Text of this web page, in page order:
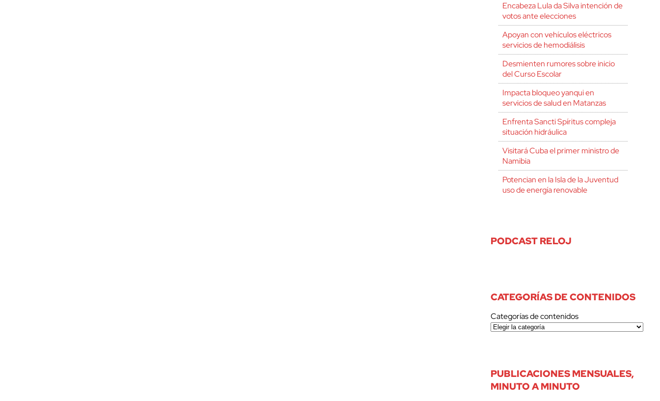
Encabeza Lula da Silva intención de
votos ante elecciones
Apoyan con vehículos eléctricos
servicios de hemodiálisis
Desmienten rumores sobre inicio
del Curso Escolar
Impacta bloqueo yanqui en
servicios de salud en Matanzas
Enfrenta Sancti Spíritus compleja
situación hidráulica
Visitará Cuba el primer ministro de
Namibia
Potencian en la Isla de la Juventud
uso de energía renovable
PODCAST RELOJ
CATEGORÍAS DE CONTENIDOS
Categorías de contenidos
PUBLICACIONES MENSUALES,
MINUTO A MINUTO